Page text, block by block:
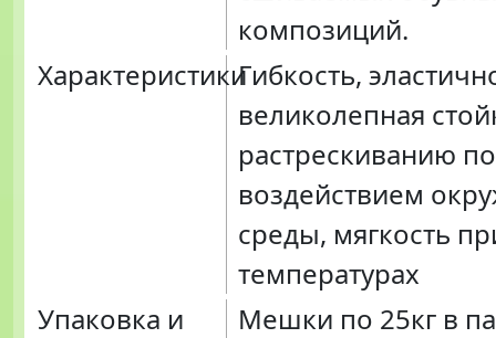
композиций.
ХарактеристикиГибкость,
великолепная
растрескиванию
воздействием
среды, мягкость
температурах
Упаковка и
Мешки по 25кг в